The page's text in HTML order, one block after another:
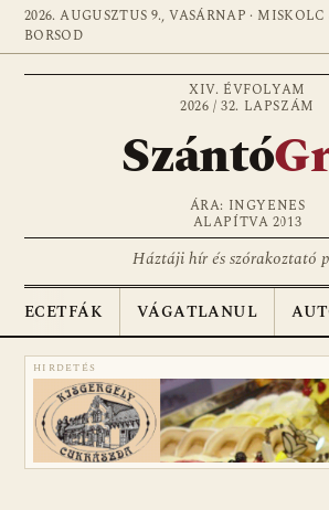
2026. AUGUSZTUS 9., VASÁRNAP · MISKOLC
BORSOD
XIV. ÉVFOLYAM
2026 / 32. LAPSZÁM
Szántó
ÁRA: INGYENES
ALAPÍTVA 2013
Háztáji hír és szórakoztató
ECETFÁK VÁGATLANUL
HIRDETÉS